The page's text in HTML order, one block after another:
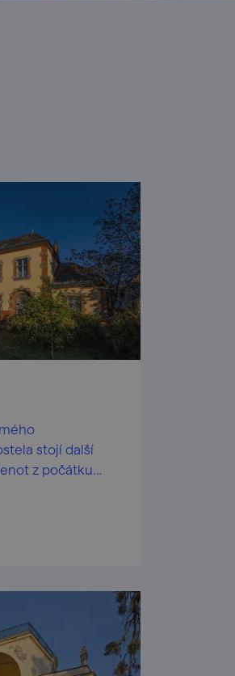
stojí další
z počátku